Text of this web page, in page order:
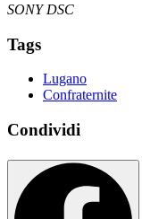
SONY DSC
Tags
Lugano
Confraternite
Condividi